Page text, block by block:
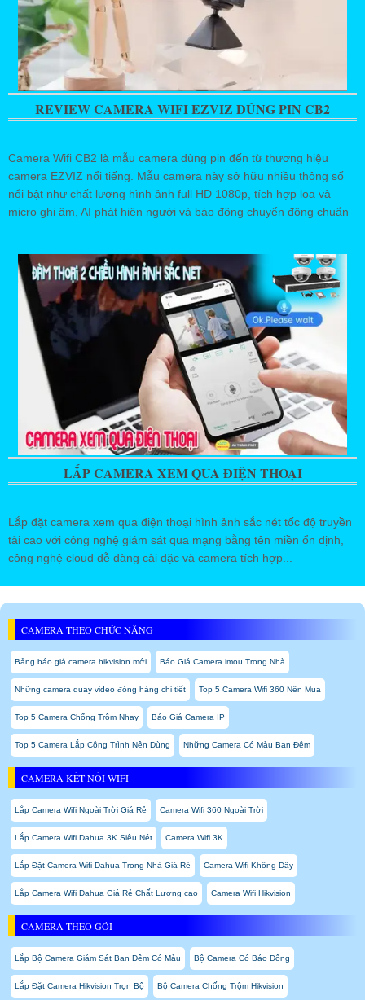
REVIEW CAMERA WIFI EZVIZ DÙNG PIN CB2
Camera Wifi CB2 là mẫu camera dùng pin đến từ thương hiệu
camera EZVIZ nổi tiếng. Mẫu camera này sở hữu nhiều thông số
nổi bật như chất lượng hình ảnh full HD 1080p, tích hợp loa và
micro ghi âm, AI phát hiện người và báo động chuyển động chuẩn
LẮP CAMERA XEM QUA ĐIỆN THOẠI
Lắp đặt camera xem qua điện thoại hình ảnh sắc nét tốc độ truyền
tải cao với công nghệ giám sát qua mạng bằng tên miền ổn định,
công nghệ cloud dễ dàng cài đặc và camera tích hợp...
CAMERA THEO CHỨC NĂNG
Bảng báo giá camera hikvision mới Báo Giá Camera imou Trong Nhà
Những camera quay video đóng hàng chi tiết Top 5 Camera Wifi 360 Nên Mua
Top 5 Camera Chống Trộm Nhạy Báo Giá Camera IP
Top 5 Camera Lắp Công Trình Nên Dùng Những Camera Có Màu Ban Đêm
CAMERA KẾT NỐI WIFI
Lắp Camera Wifi Ngoài Trời Giá Rẻ Camera Wifi 360 Ngoài Trời
Lắp Camera Wifi Dahua 3K Siêu Nét Camera Wifi 3K
Lắp Đặt Camera Wifi Dahua Trong Nhà Giá Rẻ Camera Wifi Không Dây
Lắp Camera Wifi Dahua Giá Rẻ Chất Lượng cao Camera Wifi Hikvision
CAMERA THEO GÓI
Lắp Bộ Camera Giám Sát Ban Đêm Có Màu Bộ Camera Có Báo Đông
Lắp Đặt Camera Hikvision Trọn Bộ Bộ Camera Chống Trộm Hikvision